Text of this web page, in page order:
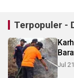
Terpopuler -
Jul